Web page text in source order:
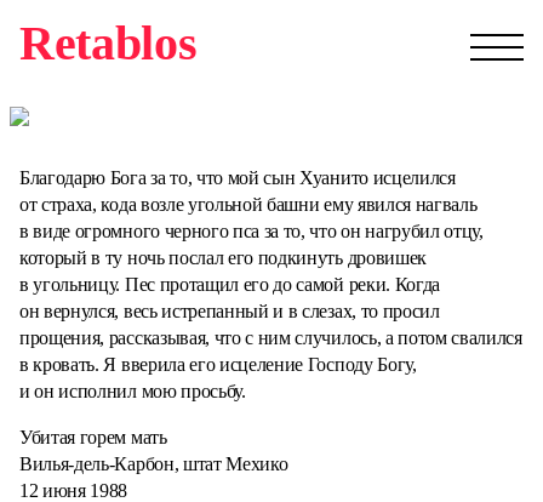
Retablos
Благодарю Бога за то, что мой сын Хуанито исцелился
от страха, кода возле угольной башни ему явился нагваль
в виде огромного черного пса за то, что он нагрубил отцу,
который в ту ночь послал его подкинуть дровишек
в угольницу. Пес протащил его до самой реки. Когда
он вернулся, весь истрепанный и в слезах, то просил
прощения, рассказывая, что с ним случилось, а потом свалился
в кровать. Я вверила его исцеление Господу Богу,
и он исполнил мою просьбу.
Убитая горем мать
Вилья-дель-Карбон, штат Мехико
12 июня 1988